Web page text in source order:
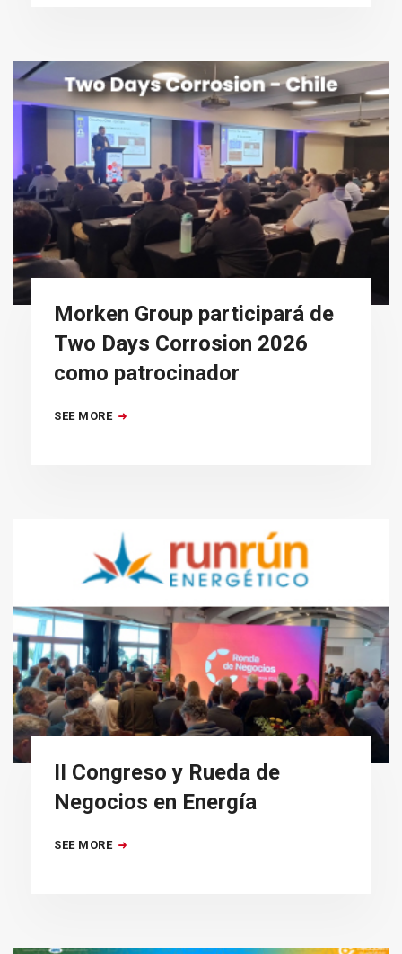
Morken Group participará de
Two Days Corrosion 2026
como patrocinador
SEE MORE
II Congreso y Rueda de
Negocios en Energía
SEE MORE